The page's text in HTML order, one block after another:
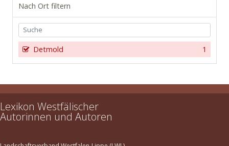
Nach Ort filtern
1
Detmold
Lexikon Westfälischer
Autorinnen und Autoren